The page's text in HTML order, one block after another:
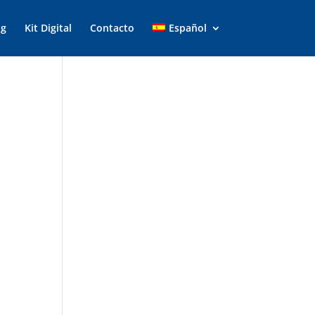
Kit Digital Contacto Español